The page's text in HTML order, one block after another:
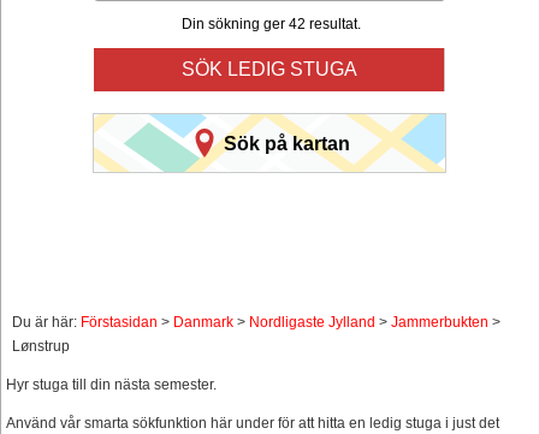
Din sökning ger 42 resultat.
SÖK LEDIG STUGA
Sök på kartan
Du är här: Förstasidan > Danmark > Nordligaste Jylland > Jammerbukten >
Lønstrup
Hyr stuga till din nästa semester.
Använd vår smarta sökfunktion här under för att hitta en ledig stuga i just det